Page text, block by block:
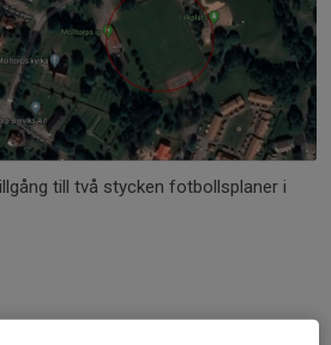
till två stycken fotbollsplaner i